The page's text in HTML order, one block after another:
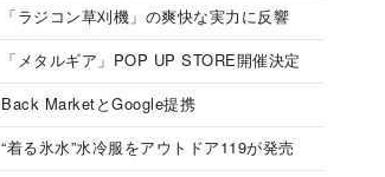
「ラジコン草刈機」の爽快な実力に反響
「メタルギア」POP UP STORE開催決定
Back MarketとGoogle提携
“着る氷水”水冷服をアウトドア119が発売